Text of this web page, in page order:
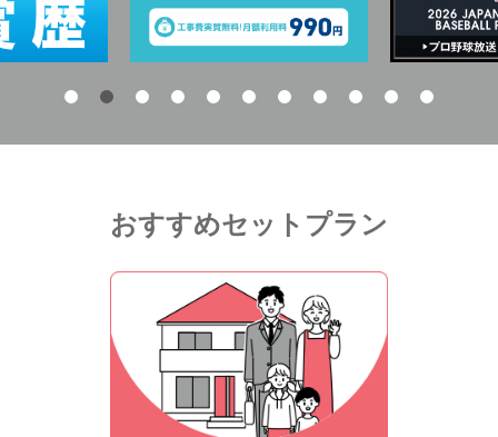
おすすめセットプラン